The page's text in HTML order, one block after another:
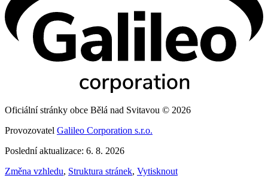
Oficiální stránky obce Bělá nad Svitavou © 2026
Provozovatel Galileo Corporation s.r.o.
Poslední aktualizace: 6. 8. 2026
Změna vzhledu, Struktura stránek, Vytisknout